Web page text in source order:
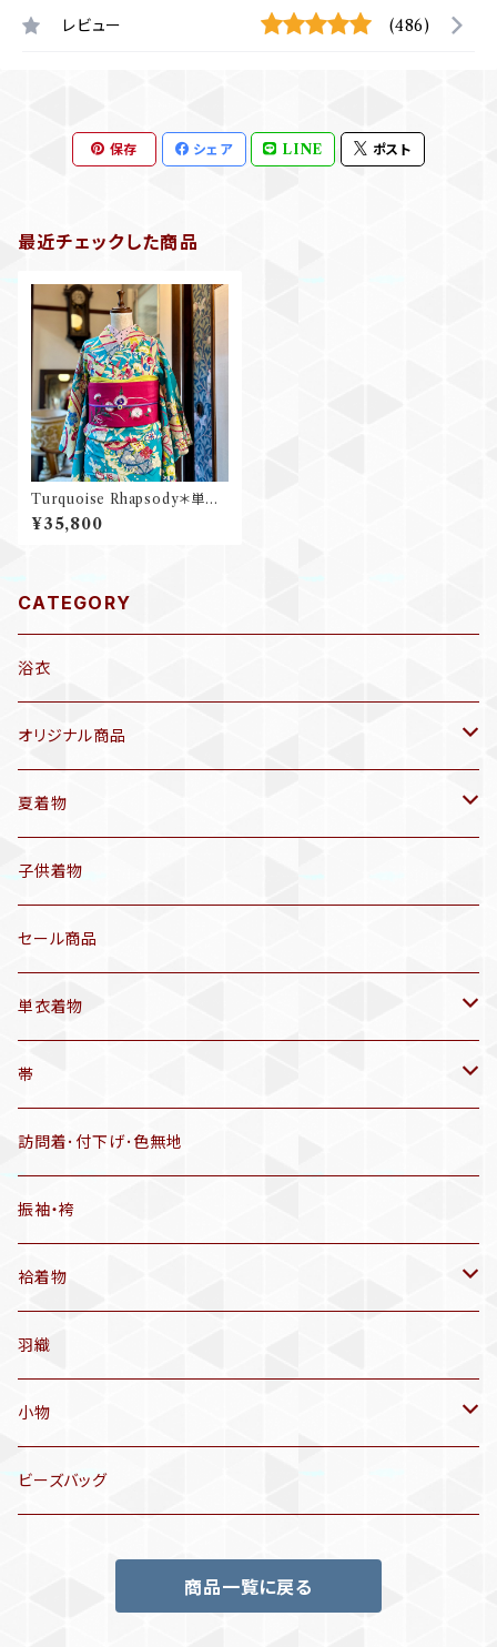
レビュー (486)
保存 シェア LINE ポスト
最近チェックした商品
Turquoise Rhapsody＊単衣
桜 撫子 橘 壺 花籠 空色 シアン
スカイブルー アンティーク小紋
¥35,800
CATEGORY
浴衣
オリジナル商品
袷着物(10〜5月頃)
セオα 着物(5〜9月頃)
三分紐
帯揚げ
羽織
半幅帯
有松絞り浴衣(6～9月頃)
夏着物
アンティーク着物
リサイクル着物
子供着物
セール商品
単衣着物
アンティーク着物
リサイクル着物
帯
リサイクル帯
アンティーク帯
アンティーク仕立てかえ帯
名古屋帯
洒落袋帯
袋帯
訪問着･付下げ･色無地
振袖・袴
袷着物
アンティーク着物
リサイクル着物
訪問着、付下げ、色無地
リサイクル色無地
羽織
小物
帯揚げ
ビーズバッグ
商品一覧に戻る